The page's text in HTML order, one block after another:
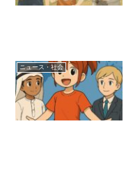
ニュース・社会